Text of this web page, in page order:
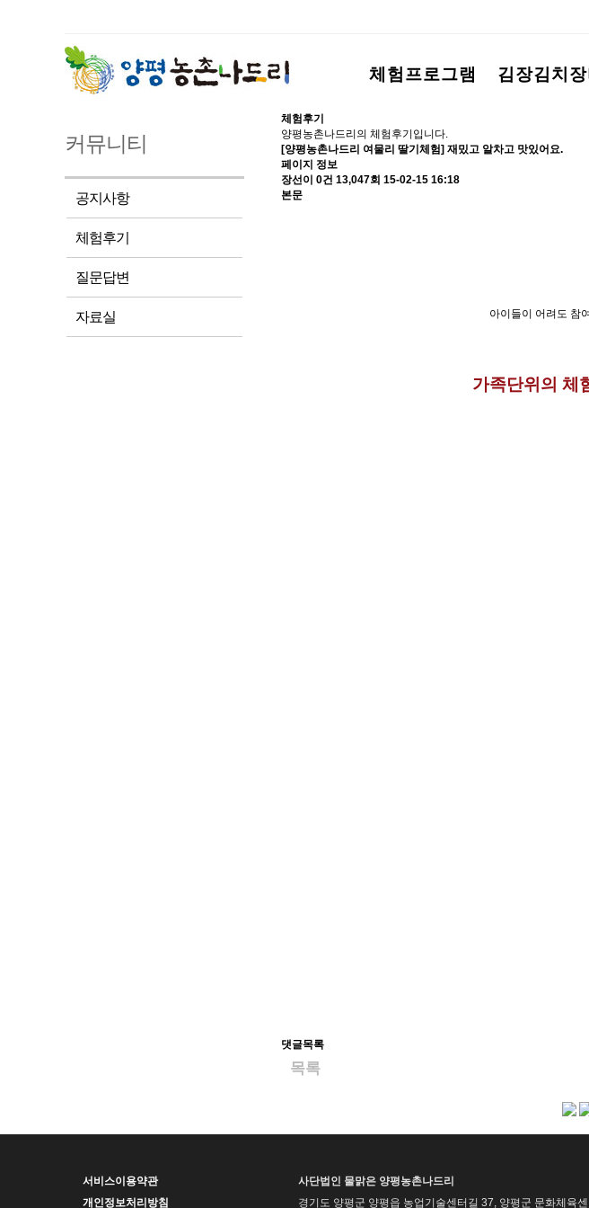
체험프로그램 김장김치장
커뮤니티
공지사항
체험후기
질문답변
자료실
체험후기
양평농촌나드리의 체험후기입니다.
[양평농촌나드리 여물리 딸기체험] 재밌고 알차고 맛있어요.
페이지 정보
장선이 0건 13,047회 15-02-15 16:18
본문
아이들이 어려도 참
가족단위의 체
댓글목록
목록
서비스이용약관
개인정보처리방침
사단법인 물맑은 양평농촌나드리
경기도 양평군 양평읍 농업기술센터길 37, 양평군 문화체육